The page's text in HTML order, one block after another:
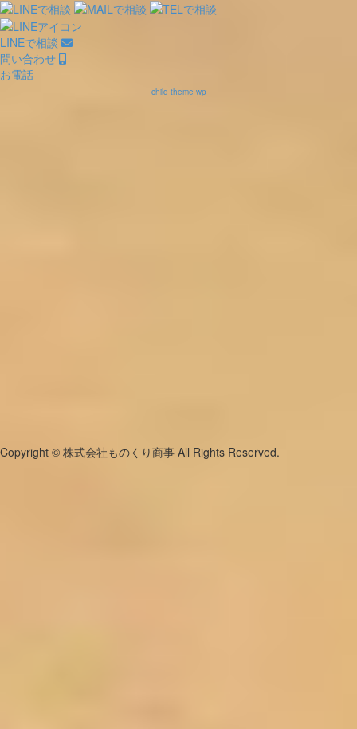
LINEで相談
問い合わせ
お電話
child theme wp
Copyright © 株式会社ものくり商事 All Rights Reserved.